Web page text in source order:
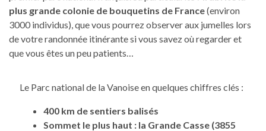
plus grande colonie de bouquetins de France(environ
3000 individus), que vous pourrez observer aux jumelles lors
de votre randonnée itinérante si vous savez où regarder et
que vous êtes un peu patients…
Le Parc national de la Vanoise en quelques chiffres clés :
400 km de sentiers balisés
Sommet le plus haut : la Grande Casse (3855